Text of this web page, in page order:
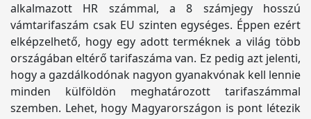
alkalmazott HR számmal, a 8 számjegy hosszú
vámtarifaszám csak EU szinten egységes. Éppen ezért
elképzelhető, hogy egy adott terméknek a világ több
országában eltérő tarifaszáma van. Ez pedig azt jelenti,
hogy a gazdálkodónak nagyon gyanakvónak kell lennie
minden külföldön meghatározott tarifaszámmal
szemben. Lehet, hogy Magyarországon is pont létezik